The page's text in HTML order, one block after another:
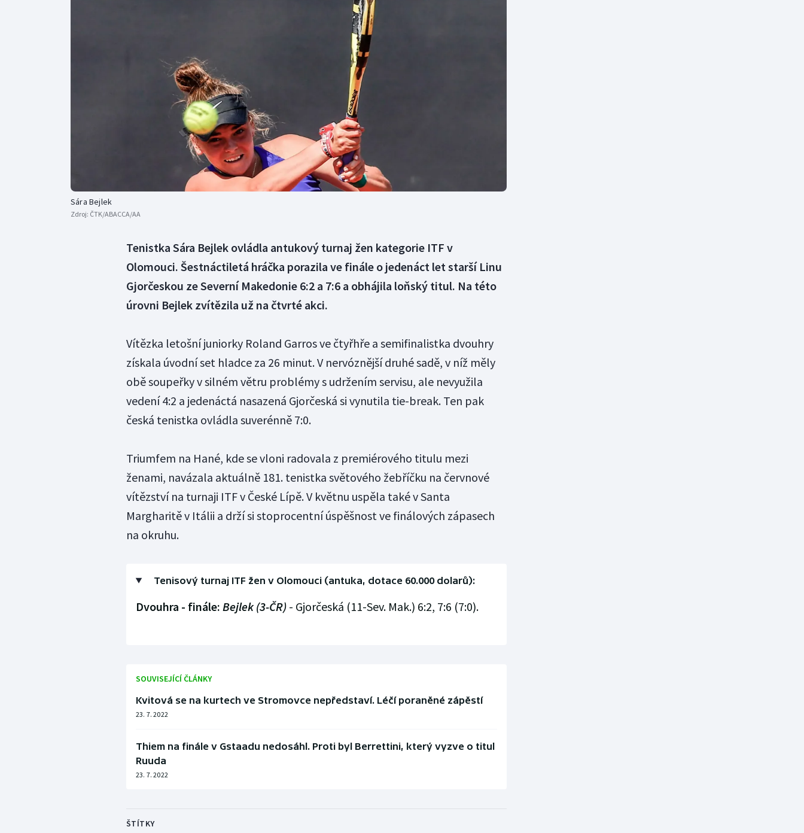
Florbal
Futsal
Golf
Gymnastika
Moderní pětiboj
Motorsport
Olympijské hry
Parasport
Plavání
Plážový volejbal
Sára Bejlek
Zdroj: ČTK/ABACCA/AA
Tenistka Sára Bejlek ovládla antukový turnaj žen kategorie ITF v
Olomouci. Šestnáctiletá hráčka porazila ve finále o jedenáct let starší Linu
Gjorčeskou ze Severní Makedonie 6:2 a 7:6 a obhájila loňský titul. Na této
úrovni Bejlek zvítězila už na čtvrté akci.
Vítězka letošní juniorky Roland Garros ve čtyřhře a semifinalistka dvouhry
získala úvodní set hladce za 26 minut. V nervóznější druhé sadě, v níž měly
obě soupeřky v silném větru problémy s udržením servisu, ale nevyužila
vedení 4:2 a jedenáctá nasazená Gjorčeská si vynutila tie-break. Ten pak
česká tenistka ovládla suverénně 7:0.
Triumfem na Hané, kde se vloni radovala z premiérového titulu mezi
ženami, navázala aktuálně 181. tenistka světového žebříčku na červnové
vítězství na turnaji ITF v České Lípě. V květnu uspěla také v Santa
Margharitě v Itálii a drží si stoprocentní úspěšnost ve finálových zápasech
na okruhu.
Tenisový turnaj ITF žen v Olomouci (antuka, dotace 60.000 dolarů):
Dvouhra - finále: Bejlek (3-ČR)- Gjorčeská (11-Sev. Mak.) 6:2, 7:6 (7:0).
SOUVISEJÍCÍ ČLÁNKY
Kvitová se na kurtech ve Stromovce nepředstaví. Léčí poraněné zápěstí
23. 7. 2022
Thiem na finále v Gstaadu nedosáhl. Proti byl Berrettini, který vyzve o titul
Ruuda
23. 7. 2022
ŠTÍTKY